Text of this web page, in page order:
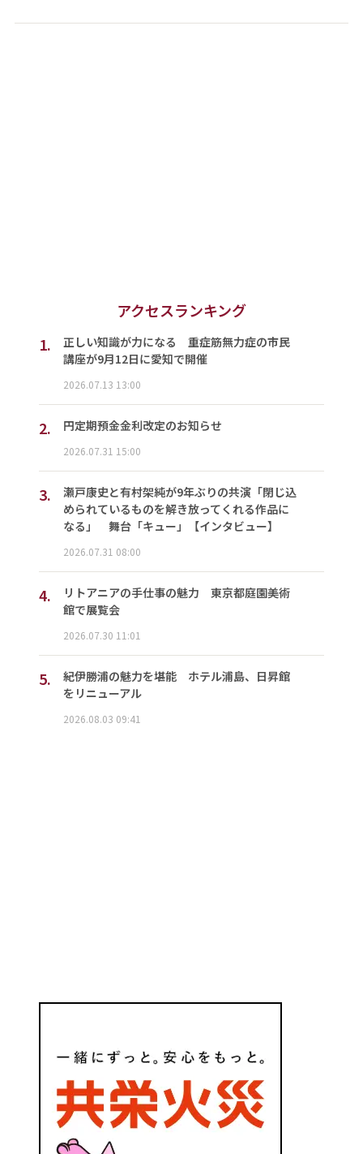
アクセスランキング
1.
正しい知識が力になる 重症筋無力症の市民
講座が9月12日に愛知で開催
2026.07.13 13:00
2. 円定期預金金利改定のお知らせ
2026.07.31 15:00
3.
瀬戸康史と有村架純が9年ぶりの共演「閉じ込
められているものを解き放ってくれる作品に
なる」 舞台「キュー」【インタビュー】
2026.07.31 08:00
4.
リトアニアの手仕事の魅力 東京都庭園美術
館で展覧会
2026.07.30 11:01
5.
紀伊勝浦の魅力を堪能 ホテル浦島、日昇館
をリニューアル
2026.08.03 09:41